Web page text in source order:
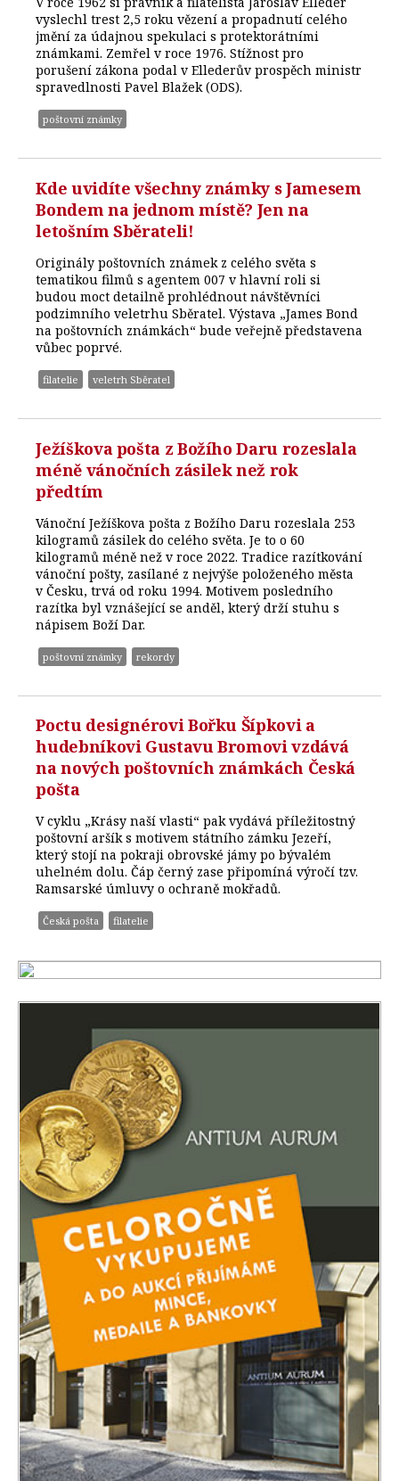
vyslechl trest 2,5 roku vězení a propadnutí celého
jmění za údajnou spekulaci s protektorátními
známkami. Zemřel v roce 1976. Stížnost pro
porušení zákona podal v Ellederův prospěch ministr
spravedlnosti Pavel Blažek (ODS).
poštovní známky
Kde uvidíte všechny známky s Jamesem
Bondem na jednom místě? Jen na
letošním Sběrateli!
Originály poštovních známek z celého světa s
tematikou filmů s agentem 007 v hlavní roli si
budou moct detailně prohlédnout návštěvníci
podzimního veletrhu Sběratel. Výstava „James Bond
na poštovních známkách“ bude veřejně představena
vůbec poprvé.
filatelie veletrh Sběratel
Ježíškova pošta z Božího Daru rozeslala
méně vánočních zásilek než rok
předtím
Vánoční Ježíškova pošta z Božího Daru rozeslala 253
kilogramů zásilek do celého světa. Je to o 60
kilogramů méně než v roce 2022. Tradice razítkování
vánoční pošty, zasílané z nejvýše položeného města
v Česku, trvá od roku 1994. Motivem posledního
razítka byl vznášející se anděl, který drží stuhu s
nápisem Boží Dar.
poštovní známky rekordy
Poctu designérovi Bořku Šípkovi a
hudebníkovi Gustavu Bromovi vzdává
na nových poštovních známkách Česká
pošta
V cyklu „Krásy naší vlasti“ pak vydává příležitostný
poštovní aršík s motivem státního zámku Jezeří,
který stojí na pokraji obrovské jámy po bývalém
uhelném dolu. Čáp černý zase připomíná výročí tzv.
Ramsarské úmluvy o ochraně mokřadů.
Česká pošta filatelie